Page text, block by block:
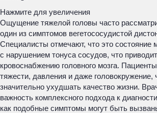
Нажмите для увеличения
Ощущение тяжелой головы часто
один из симптомов вегетососудистой
Специалисты отмечают, что это состояние
с нарушением тонуса сосудов, что
кровоснабжению головного мозга.
тяжести, давления и даже головокружение,
значительно ухудшать качество жизни.
важность комплексного подхода к
как подобные симптомы могут быть